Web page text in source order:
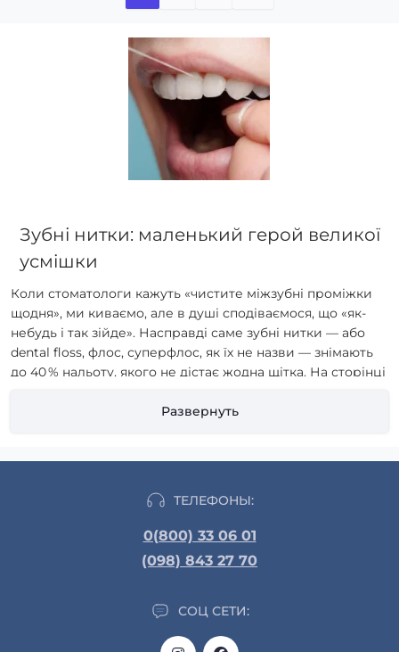
Зубні нитки: маленький герой великої
усмішки
Коли стоматологи кажуть «чистите міжзубні проміжки
щодня», ми киваємо, але в душі сподіваємося, що «як-
небудь і так зійде». Насправді саме зубні нитки — або
dental floss, флос, суперфлос, як їх не назви — знімають
до 40 % нальоту, якого не дістає жодна щітка. На сторінці
брендів: Oral‑B, Curaprox, Jordan, Parodontax, Rocs і навіть
Якщо порівняти зуби з багатоповерхівкою, щітка
прибирає лише фасад, а нитка — сходові клітки
мікробів» і запускають вечірку карієсу. Додаткові плюси
Развернуть
ТЕЛЕФОНЫ:
0(800) 33 06 01
(098) 843 27 70
СОЦ СЕТИ: